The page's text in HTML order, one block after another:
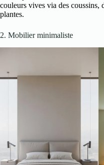
couleurs vives via des coussins,
plantes.
2. Mobilier minimaliste